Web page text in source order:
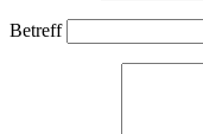
Betreff